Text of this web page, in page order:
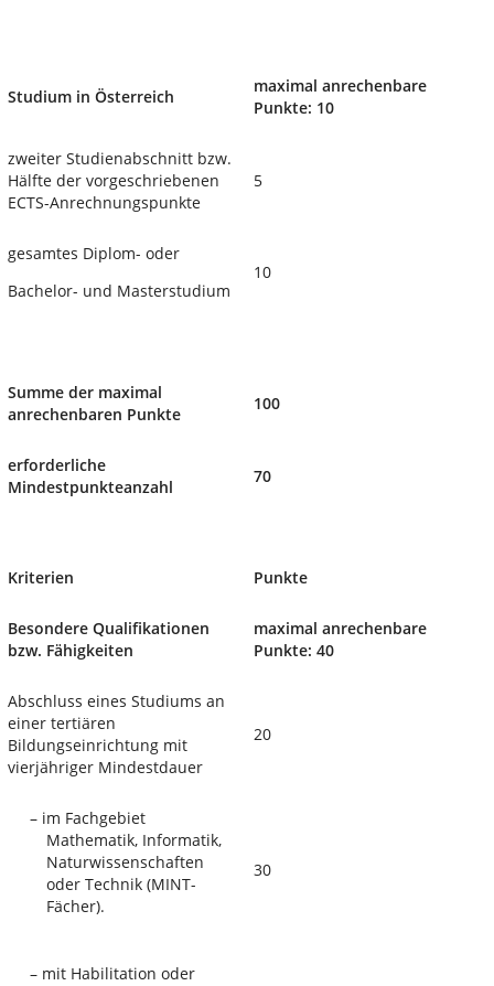
Studium in Österreich
maximal anrechenbare
Punkte: 10
zweiter Studienabschnitt bzw.
Hälfte der vorgeschriebenen
ECTS-Anrechnungspunkte
5
gesamtes Diplom- oder
Bachelor- und Masterstudium
10
Summe der maximal
anrechenbaren Punkte
100
erforderliche
Mindestpunkteanzahl
70
Kriterien Punkte
Besondere Qualifikationen
bzw. Fähigkeiten
maximal anrechenbare
Punkte: 40
Abschluss eines Studiums an
einer tertiären
Bildungseinrichtung mit
vierjähriger Mindestdauer
20
– im Fachgebiet
Mathematik, Informatik,
Naturwissenschaften
oder Technik (MINT-
Fächer).
30
– mit Habilitation oder